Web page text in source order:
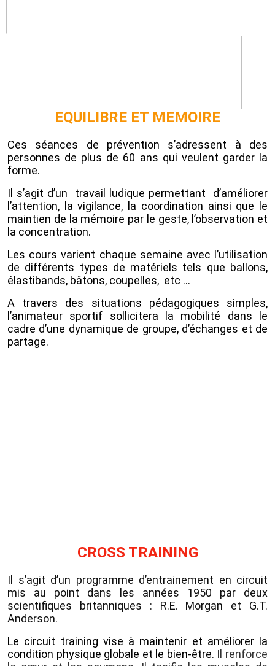
EQUILIBRE ET MEMOIRE
Ces séances de prévention s’adressent à des
personnes de plus de 60 ans qui veulent garder la
forme.
Il s’agit d’un travail ludique permettant d’améliorer
l’attention, la vigilance, la coordination ainsi que le
maintien de la mémoire par le geste, l’observation et
la concentration.
Les cours varient chaque semaine avec l’utilisation
de différents types de matériels tels que ballons,
élastibands, bâtons, coupelles, etc …
A travers des situations pédagogiques simples,
l’animateur sportif sollicitera la mobilité dans le
cadre d’une dynamique de groupe, d’échanges et de
partage.
CROSS TRAINING
Il s’agit d’un programme d’entrainement en circuit
mis au point dans les années 1950 par deux
scientifiques britanniques : R.E. Morgan et G.T.
Anderson.
Le circuit training vise à maintenir et améliorer la
condition physique globale et le bien-être. Il renforce